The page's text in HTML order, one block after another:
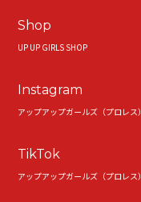
Shop
UP UP GIRLS SHOP
Instagram
アップアップガールズ（プロレス）
TikTok
アップアップガールズ（プロレス）